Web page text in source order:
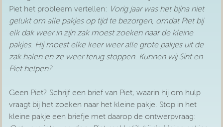
Piet het probleem vertellen: Vorig jaar was het bijna niet
gelukt om alle pakjes op tijd te bezorgen, omdat Piet bij
elk dak weer in zijn zak moest zoeken naar de kleine
pakjes. Hij moest elke keer weer alle grote pakjes uit de
zak halen en ze weer terug stoppen. Kunnen wij Sint en
Piet helpen?
Geen Piet? Schrijf een brief van Piet, waarin hij om hulp
vraagt bij het zoeken naar het kleine pakje. Stop in het
kleine pakje een briefje met daarop de ontwerpvraag: